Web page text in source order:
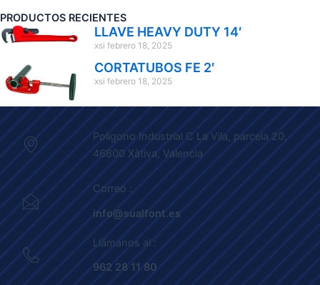
PRODUCTOS RECIENTES
LLAVE HEAVY DUTY 14′
xsi febrero 18, 2025
CORTATUBOS FE 2′
xsi febrero 18, 2025
Poligono Industrial C La Vila, parcela 20,
46800 Xàtiva, Valencia
Correo :
info@sualfont.es
Llámanos al :
962 28 11 80